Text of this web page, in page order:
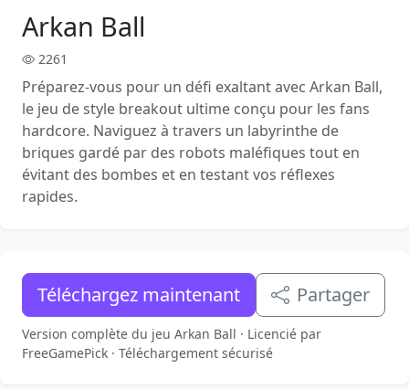
Arkan Ball
2261
Préparez-vous pour un défi exaltant avec Arkan Ball,
le jeu de style breakout ultime conçu pour les fans
hardcore. Naviguez à travers un labyrinthe de
briques gardé par des robots maléfiques tout en
évitant des bombes et en testant vos réflexes
rapides.
Téléchargez maintenant Partager
Version complète du jeu Arkan Ball · Licencié par
FreeGamePick · Téléchargement sécurisé